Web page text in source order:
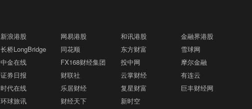
21:16 格隆汇8月7日｜美国白宫：（关于生育旅
游禁令）任何试图以生育旅游为目的进入
美国的人，将被永久禁止入境。
21:15 格隆汇8月7日｜美国白宫：针对多晶硅及
其衍生产品的最低进口价格计划将于美国
东部时间2026年12月4日凌晨0:01生效。
新浪港股 网易港股 和讯港股
金融界港股
长桥LongBridge 同花顺 东方财富
雪球网
中金在线 FX168财经集团 投中网
摩尔金融
证券日报 财联社 云掌财经
有连云
时代在线 乐居财经 复星财富
巨丰财经网
环球旅讯 财经天下 新时空